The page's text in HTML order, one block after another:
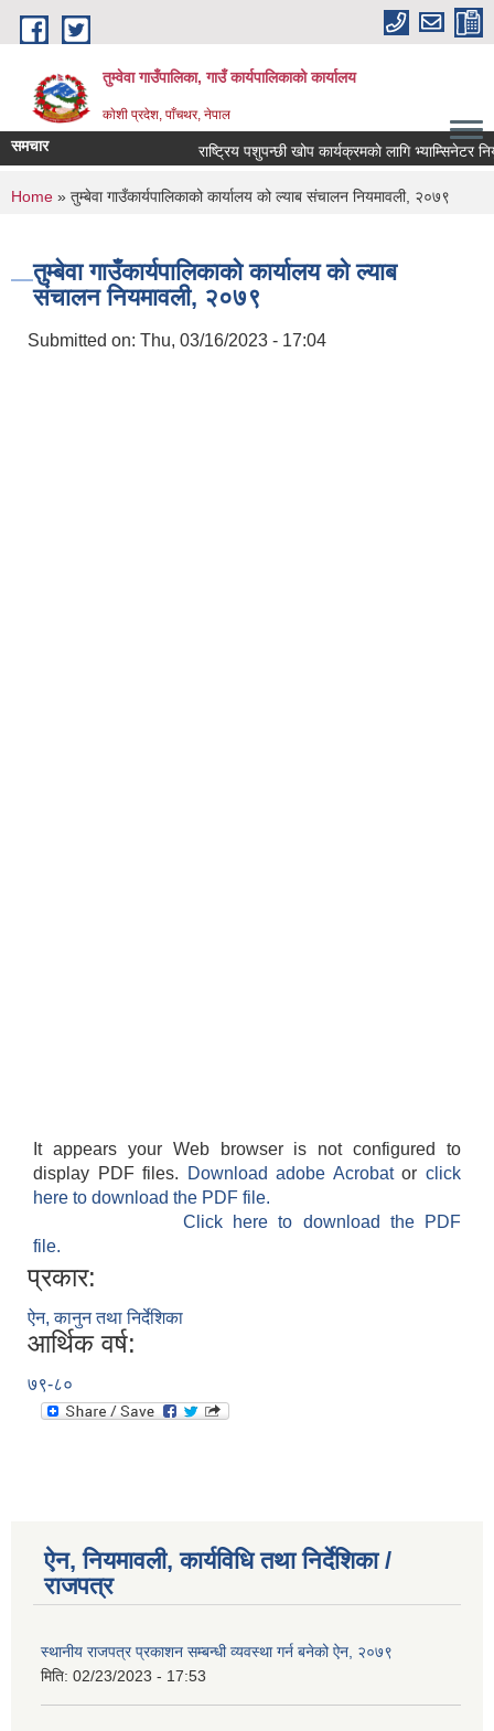
Skip to main content
तुम्वेवा गाउँपालिका, गाउँ कार्यपालिकाको कार्यालय
काेशी प्रदेश, पाँचथर, नेपाल
समचार राष्ट्रिय पशुपन्छी खोप कार्यक्रमकाे लागि भ्याम्सिनेटर
You are here
Home » तुम्बेवा गाउँकार्यपालिकाको कार्यालय को ल्याब संचालन नियमावली, २०७९
तुम्बेवा गाउँकार्यपालिकाको कार्यालय को ल्याब
संचालन नियमावली, २०७९
Submitted on: Thu, 03/16/2023 - 17:04
It appears your Web browser is not configured to
display PDF files.
Download adobe Acrobatorclick
here to download the PDF file.
Click here to download the PDF
file.
प्रकार:
ऐन, कानुन तथा निर्देशिका
आर्थिक वर्ष:
७९-८०
ऐन, नियमावली, कार्यविधि तथा निर्देशिका /
राजपत्र
स्थानीय राजपत्र प्रकाशन सम्बन्धी व्यवस्था गर्न बनेको ऐन, २०७९
मिति: 02/23/2023 - 17:53